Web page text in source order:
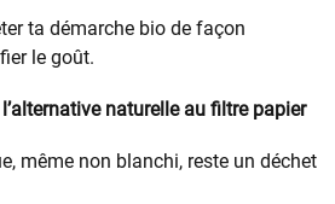
ta démarche bio de façon
le goût.
naturelle au filtre papier
même non blanchi, reste un déchet